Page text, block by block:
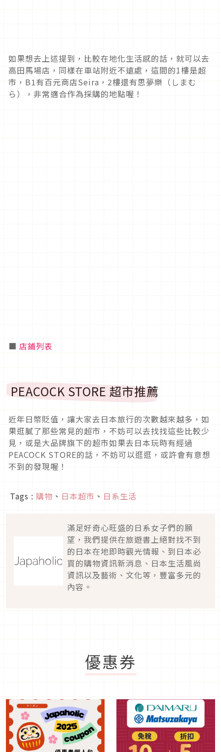
如果想去上述提到，比較在地化生活感的話，就可以去
高田馬場店，同樣在車站附近不遠處，這間的1樓是超
市，B1有百元商店Seira，2樓還有思夢樂（しまむ
ら），非常適合作為採購的地點喔！
■ 店鋪列表
PEACOCK STORE 超市推薦
近年日幣貶值，讓大家去日本旅行的次數越來越多，如
果逛膩了那些常見的超市，不妨可以去找找這些比較少
見，或是大品牌旗下的超市如果去日本玩時有經過
PEACOCK STORE的話，不妨可以逛逛，或許會有意想
不到的發現喔！
Tags : 購物 、 日本超市 、 日系生活
滿足好奇心旺盛的日系女子們的願
望，我們提供在旅遊書上絕對找不到
的日本在地即時觀光情報、到日本必
買的購物資訊新消息、日本生活風尚
資訊以及藝術、文化等，豐富多元的
內容。
優惠券